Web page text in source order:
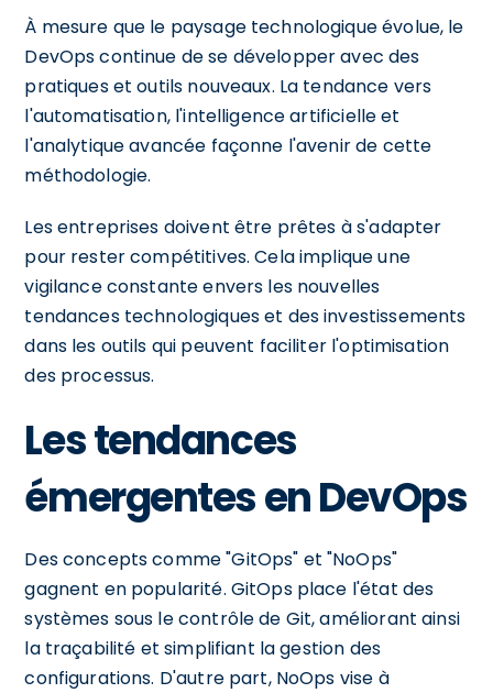
À mesure que le paysage technologique évolue, le
DevOps continue de se développer avec des
pratiques et outils nouveaux. La tendance vers
l'automatisation, l'intelligence artificielle et
l'analytique avancée façonne l'avenir de cette
méthodologie.
Les entreprises doivent être prêtes à s'adapter
pour rester compétitives. Cela implique une
vigilance constante envers les nouvelles
tendances technologiques et des investissements
dans les outils qui peuvent faciliter l'optimisation
des processus.
Les tendances
émergentes en DevOps
Des concepts comme "GitOps" et "NoOps"
gagnent en popularité. GitOps place l'état des
systèmes sous le contrôle de Git, améliorant ainsi
la traçabilité et simplifiant la gestion des
configurations. D'autre part, NoOps vise à